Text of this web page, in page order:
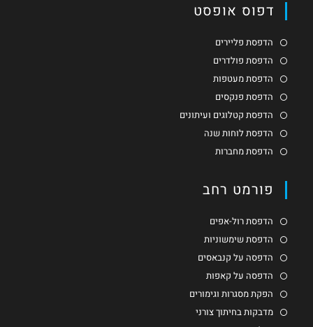
דפוס אופסט
הדפסת פליירים
הדפסת פולדרים
הדפסת מעטפות
הדפסת פנקסים
הדפסת קטלוגים ועיתונים
הדפסת לוחות שנה
הדפסת מחברות
פורמט רחב
הדפסת רול-אפים
הדפסת שימשוניות
הדפסה על קנבאסים
הדפסה על קאפות
הפקת מסגרות וגימורים
מדבקות בחיתוך צורני